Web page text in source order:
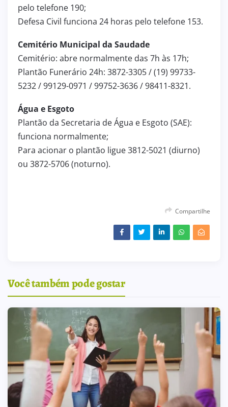
pelo telefone 190;
Defesa Civil funciona 24 horas pelo telefone 153.
Cemitério Municipal da Saudade
Cemitério: abre normalmente das 7h às 17h;
Plantão Funerário 24h: 3872-3305 / (19) 99733-
5232 / 99129-0971 / 99752-3636 / 98411-8321.
Água e Esgoto
Plantão da Secretaria de Água e Esgoto (SAE):
funciona normalmente;
Para acionar o plantão ligue 3812-5021 (diurno)
ou 3872-5706 (noturno).
Compartilhe
Você também pode gostar